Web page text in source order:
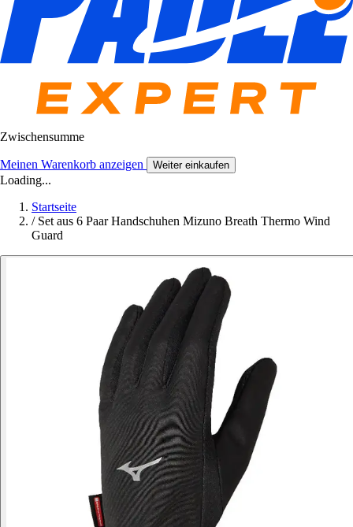
Zwischensumme
Meinen Warenkorb anzeigen Weiter einkaufen
Loading...
Startseite
/ Set aus 6 Paar Handschuhen Mizuno Breath Thermo Wind
Guard